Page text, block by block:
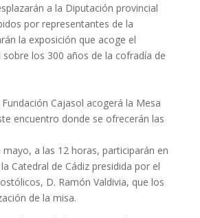
a la Diputación provincial
por representantes de la
la exposición que acoge el
sobre los 300 años de la cofradía de
Cajasol acogerá la Mesa
encuentro donde se ofrecerán las
mayo, a las 12 horas, participarán en
Catedral de Cádiz presidida por el
D. Ramón Valdivia, que los
de la misa.